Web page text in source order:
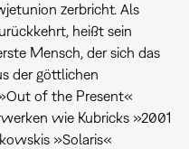
zerbricht. Als
heißt sein
Mensch, der sich das
der göttlichen
of the Present«
wie Kubricks »2001
»Solaris«